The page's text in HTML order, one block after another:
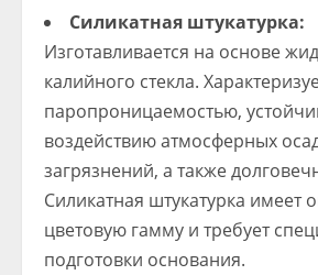
Силикатная штукатурка:
Изготавливается на основе
калийного стекла.
паропроницаемостью,
воздействию атмосферных
загрязнений, а также
Силикатная штукатурка имеет
цветовую гамму и требует
подготовки основания.